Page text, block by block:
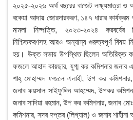
২০২৫-২০২৬ অর্থ বছরের বাজেট লক্ষ্যমাত্রা ও
বকেয়া আদায় জোরদারকরণ, ১৪৭ ধারার
মামলা নিষ্পত্তি, ২০২৩-২০২৪ করবর্ষের
নিশ্চিতকরণসহ আরও অন্যান্য গুরুত্বপূর্ণ বিষয়
হয়। উক্ত সভায় উপস্থিত ছিলেন অতিরিক্ত কর
ফজলে আহাদ কায়ছার, যুগ্ম কর কমিশনার জনাব
শাহ্ মোহাম্মদ ফজলে এলাহী, উপ কর
জনাব ফয়সাল সাইফুদ্দিন আহম্মেদ, উপকর
জনাব সাদিয়া রহমান, উপ কর কমিশনার, জনাব
কমিশনার, সদর দপ্তর (লিগ্যাল) ও জনাব